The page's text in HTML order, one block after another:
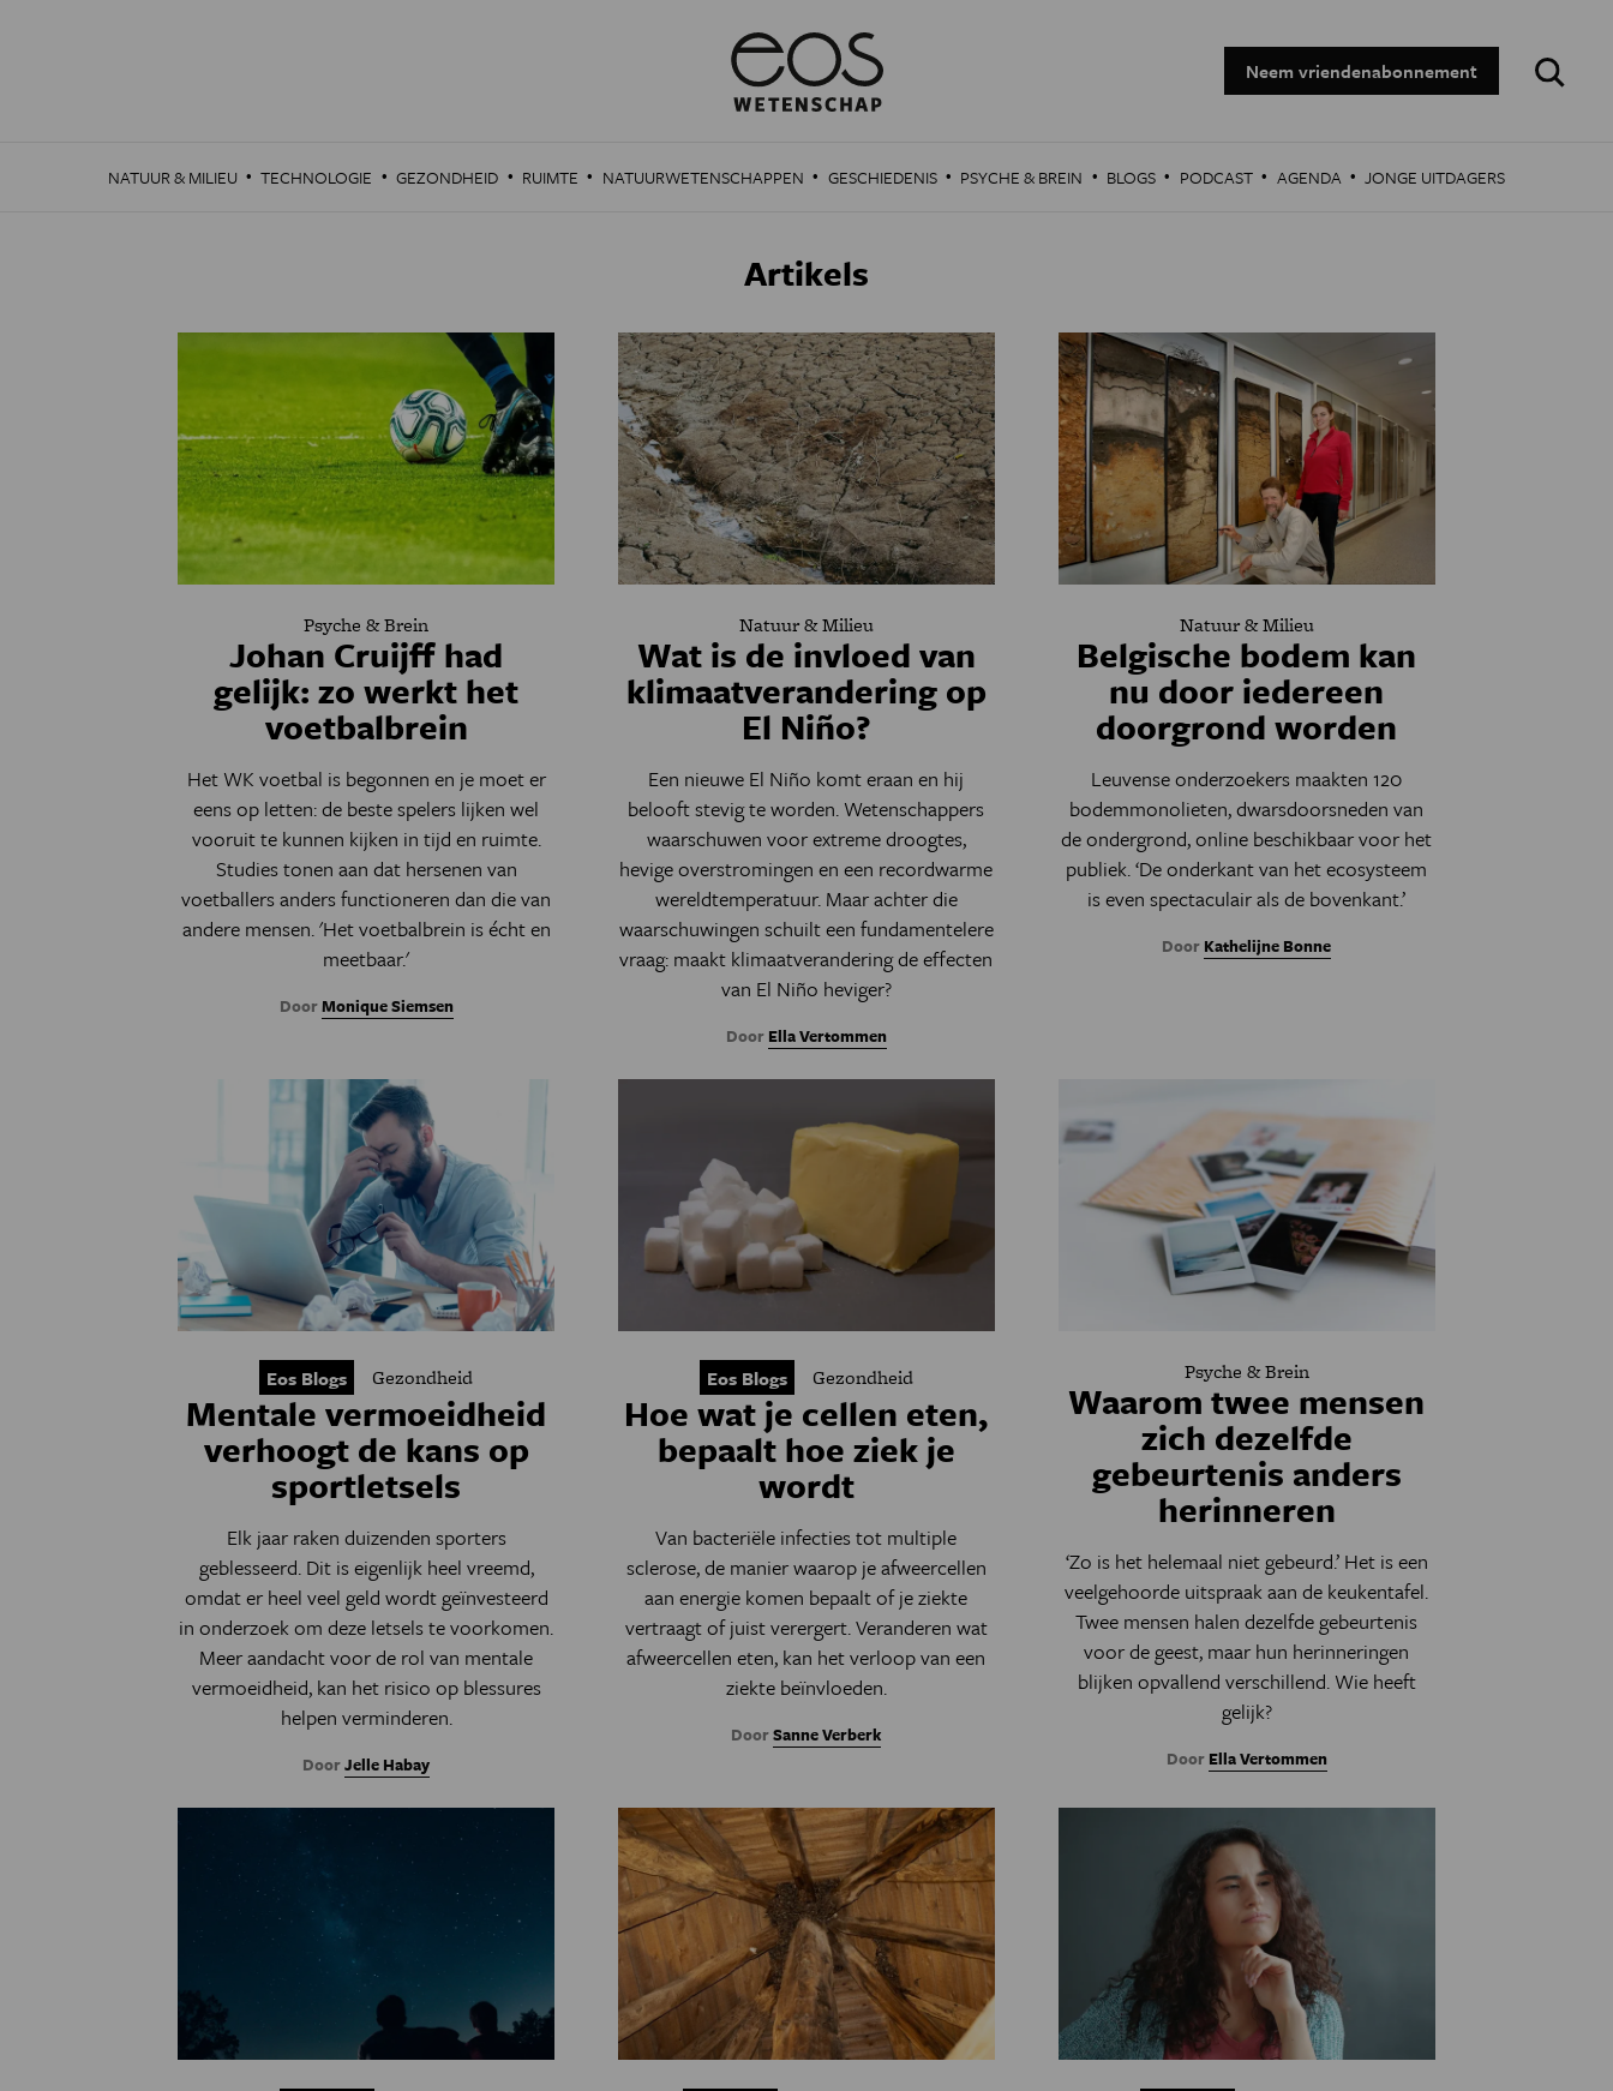
Neem vriendenabonnement
Zoeken:
NATUUR & MILIEU · TECHNOLOGIE · GEZONDHEID · RUIMTE · NATUURWETENSCHAPPEN · GESCHIEDENIS · PSYCHE & BREIN · BLOGS · PODCAST · AGENDA · JONGE UITDAGERS
Artikels
Psyche & Brein
Johan Cruijff had
gelijk: zo werkt het
voetbalbrein
Het WK voetbal is begonnen en je moet er
eens op letten: de beste spelers lijken wel
vooruit te kunnen kijken in tijd en ruimte.
Studies tonen aan dat hersenen van
voetballers anders functioneren dan die van
andere mensen. 'Het voetbalbrein is écht en
meetbaar.'
DoorMonique Siemsen
Natuur & Milieu
Wat is de invloed van
klimaatverandering op
El Niño?
Een nieuwe El Niño komt eraan en hij
belooft stevig te worden. Wetenschappers
waarschuwen voor extreme droogtes,
hevige overstromingen en een recordwarme
wereldtemperatuur. Maar achter die
waarschuwingen schuilt een fundamentelere
vraag: maakt klimaatverandering de effecten
van El Niño heviger?
Door Ella Vertommen
Natuur & Milieu
Belgische bodem kan
nu door iedereen
doorgrond worden
Leuvense onderzoekers maakten 120
bodemmonolieten, dwarsdoorsneden van
de ondergrond, online beschikbaar voor het
publiek. ‘De onderkant van het ecosysteem
is even spectaculair als de bovenkant.’
Door Kathelijne Bonne
Eos Blogs Gezondheid
Mentale vermoeidheid
verhoogt de kans op
sportletsels
Elk jaar raken duizenden sporters
geblesseerd. Dit is eigenlijk heel vreemd,
omdat er heel veel geld wordt geïnvesteerd
in onderzoek om deze letsels te voorkomen.
Meer aandacht voor de rol van mentale
vermoeidheid, kan het risico op blessures
helpen verminderen.
DoorJelle Habay
Eos Blogs Gezondheid
Hoe wat je cellen eten,
bepaalt hoe ziek je
wordt
Van bacteriële infecties tot multiple
sclerose, de manier waarop je afweercellen
aan energie komen bepaalt of je ziekte
vertraagt of juist verergert. Veranderen wat
afweercellen eten, kan het verloop van een
ziekte beïnvloeden.
DoorSanne Verberk
Psyche & Brein
Waarom twee mensen
zich dezelfde
gebeurtenis anders
herinneren
‘Zo is het helemaal niet gebeurd.’ Het is een
veelgehoorde uitspraak aan de keukentafel.
Twee mensen halen dezelfde gebeurtenis
voor de geest, maar hun herinneringen
blijken opvallend verschillend. Wie heeft
gelijk?
Door Ella Vertommen